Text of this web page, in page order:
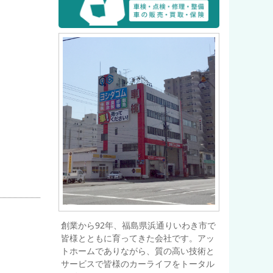
創業から92年、福島県浜通りいわき市で
皆様とともに育ってきた会社です。アッ
トホームでありながら、質の高い技術と
サービスで皆様のカーライフをトータル